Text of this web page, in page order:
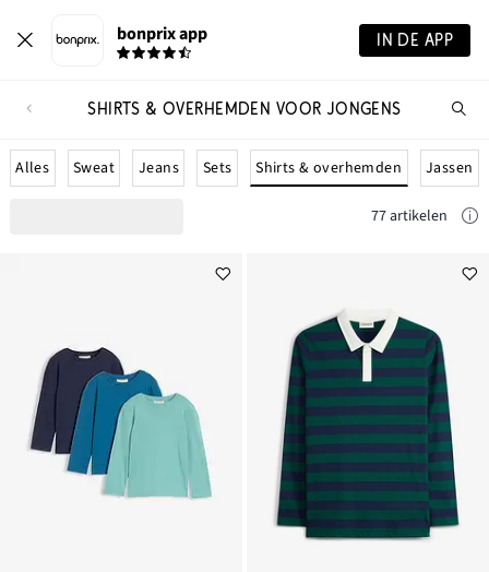
bonprix app IN DE APP
je?
SHIRTS & OVERHEMDEN VOOR JONGENS
Alles Sweat Jeans Sets Shirts & overhemden Jassen
77 artikelen